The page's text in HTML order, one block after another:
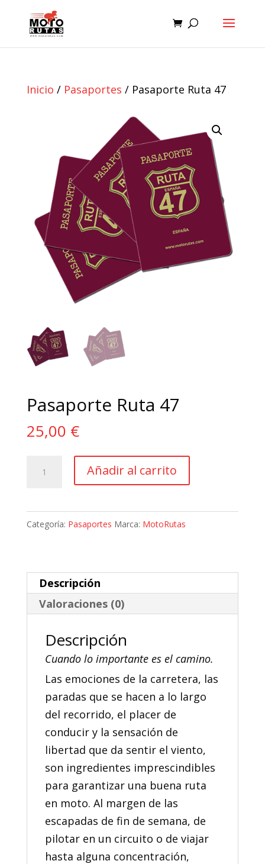
Inicio / Pasaportes / Pasaporte Ruta 47
Pasaporte Ruta 47
25,00 €
cantidad
Añadir al carrito
Categoría: Pasaportes Marca: MotoRutas
Descripción
Valoraciones (0)
Descripción
Cuando lo importante es el camino.
Las emociones de la carretera, las
paradas que se hacen a lo largo
del recorrido, el placer de
conducir y la sensación de
libertad que da sentir el viento,
son ingredientes imprescindibles
para garantizar una buena ruta
en moto. Al margen de las
escapadas de fin de semana, de
pilotar en un circuito o de viajar
hasta alguna concentración,